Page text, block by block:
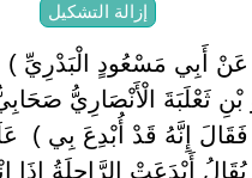
إزالة التشكيل
عَنْ أَبِي مَسْعُودٍ الْبَدْرِيِّ
ثَعْلَبَةَ الْأَنْصَارِيُّ
فَقَالَ إِنَّهُ قَدْ أُبْدِعَ بِي )
يُقَالُ أَبْدَعَتْ الرَّاحِلَةُ